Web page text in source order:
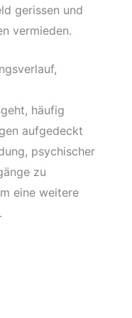
gerissen und
vermieden.
häufig
aufgedeckt
psychischer
zu
eine weitere